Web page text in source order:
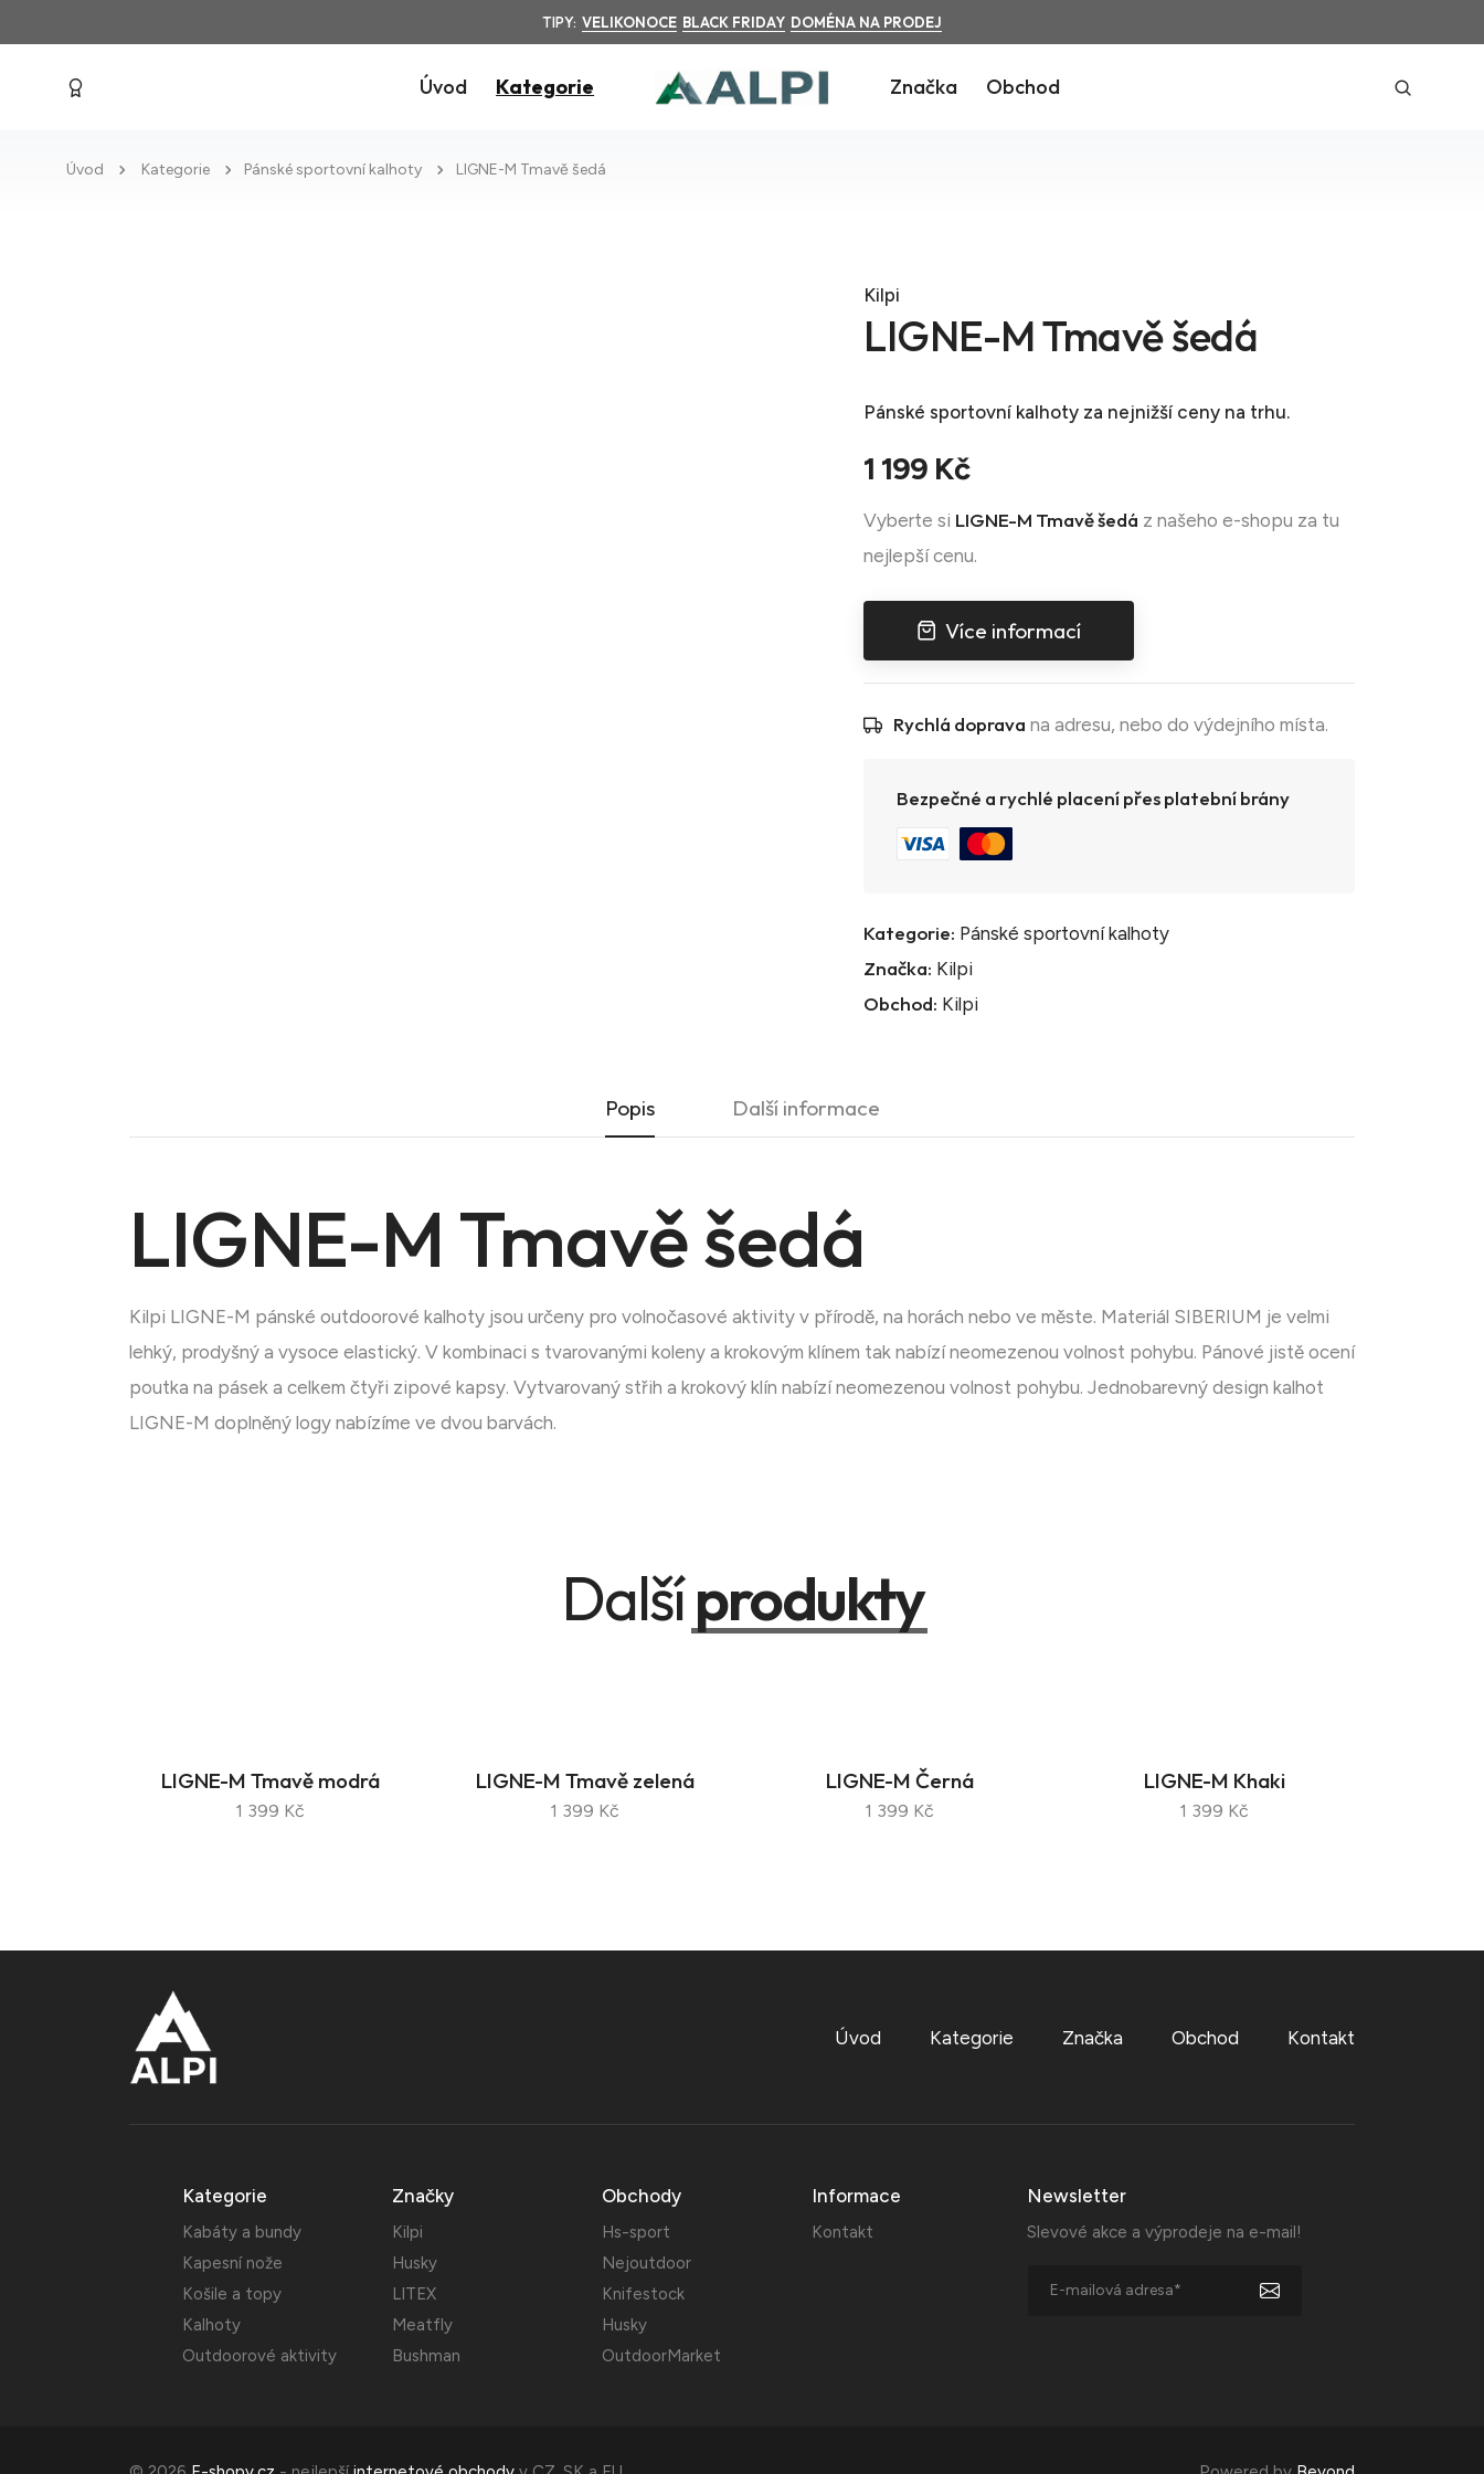
TIPY: VELIKONOCE BLACK FRIDAY DOMÉNA NA PRODEJ
Úvod Kategorie Značka Obchod
Úvod Kategorie Pánské sportovní kalhoty LIGNE-M Tmavě šedá
Kilpi
LIGNE-M Tmavě šedá
Pánské sportovní kalhoty za nejnižší ceny na trhu.
1 199 Kč
Vyberte si LIGNE-M Tmavě šedá z našeho e-shopu za tu
nejlepší cenu.
Více informací
Rychlá doprava na adresu, nebo do výdejního místa.
Bezpečné a rychlé placení přes platební brány
Kategorie: Pánské sportovní kalhoty
Značka: Kilpi
Obchod: Kilpi
Popis Další informace
LIGNE-M Tmavě šedá
Kilpi LIGNE-M pánské outdoorové kalhoty jsou určeny pro volnočasové aktivity v přírodě, na horách nebo ve měste. Materiál SIBERIUM je velmi
lehký, prodyšný a vysoce elastický. V kombinaci s tvarovanými koleny a krokovým klínem tak nabízí neomezenou volnost pohybu. Pánové jistě ocení
poutka na pásek a celkem čtyři zipové kapsy. Vytvarovaný střih a krokový klín nabízí neomezenou volnost pohybu. Jednobarevný design kalhot
LIGNE-M doplněný logy nabízíme ve dvou barvách.
Dalšíprodukty
LIGNE-M Tmavě modrá
1 399 Kč
LIGNE-M Tmavě zelená
1 399 Kč
LIGNE-M Černá
1 399 Kč
LIGNE-M Khaki
1 399 Kč
Úvod Kategorie Značka Obchod Kontakt
Kategorie
Kabáty a bundy
Kapesní nože
Košile a topy
Kalhoty
Outdoorové aktivity
Značky
Kilpi
Husky
LITEX
Meatfly
Bushman
Obchody
Hs-sport
Nejoutdoor
Knifestock
Husky
OutdoorMarket
Informace
Kontakt
Newsletter
Slevové akce a výprodeje na e-mail!